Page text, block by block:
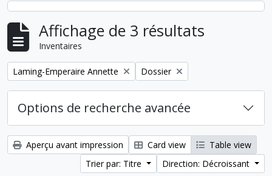
Affichage de 3 résultats
Inventaires
Remove filter:
Laming-Emperaire Annette Remove filter:
Dossier
Options de recherche avancée
Aperçu avant impression Card view
Table view
Trier par: Titre
Direction: Décroissant